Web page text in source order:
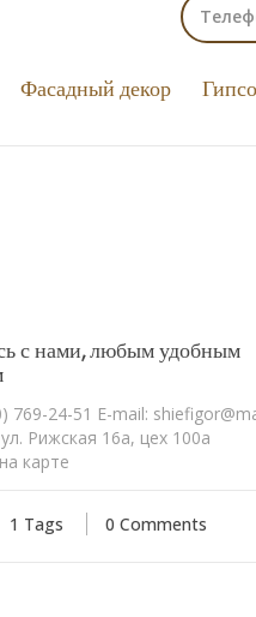
Фасадный декор
с нами, любым удобным
769-24-51 E-mail:
Рижская 16а, цех 100а
карте
1 Tags 0 Comments